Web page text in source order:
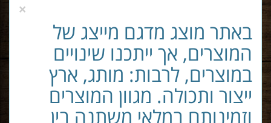
×
באתר מוצג מדגם מייצג של
המוצרים, אך ייתכנו שינויים
במוצרים, לרבות: מותג, ארץ
ייצור ותכולה. מגוון המוצרים
וזמינותם במלאי משתנה בין